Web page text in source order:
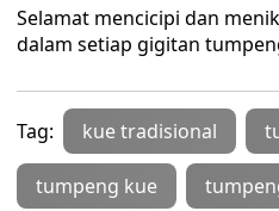
Selamat mencicipi dan
dalam setiap gigitan
Tag: kue tradisional
tumpeng kue